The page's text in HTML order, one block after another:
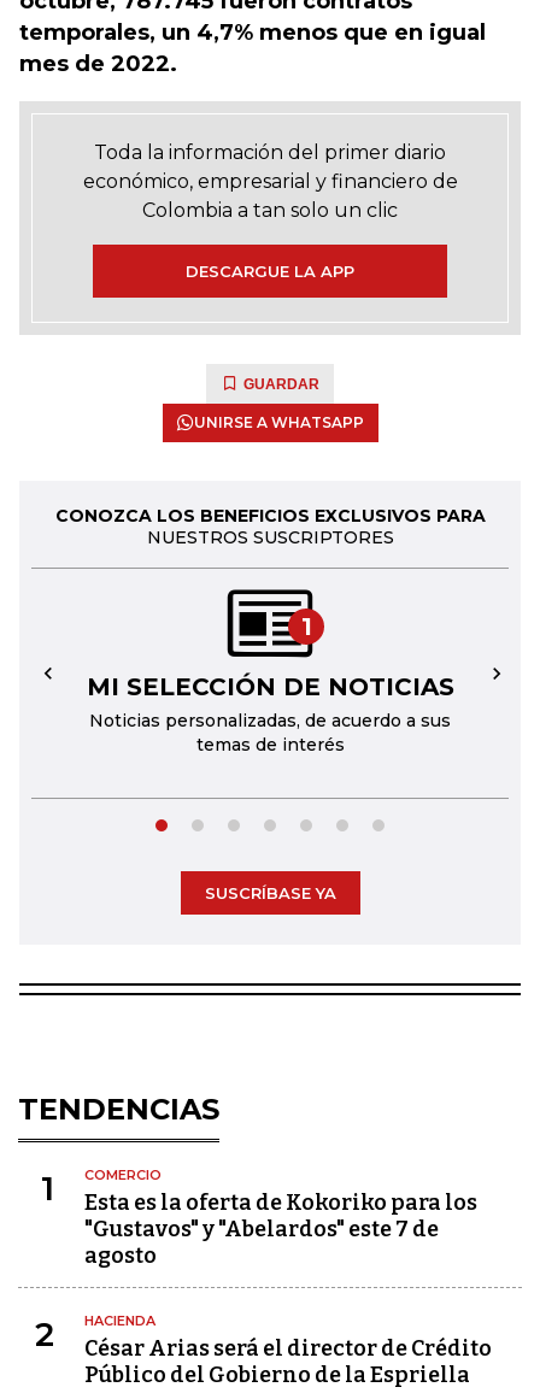
temporales, un 4,7% menos que en igual
mes de 2022.
Toda la información del primer diario
económico, empresarial y financiero de
Colombia a tan solo un clic
DESCARGUE LA APP
GUARDAR
UNIRSE A WHATSAPP
CONOZCA LOS BENEFICIOS EXCLUSIVOS PARA
NUESTROS SUSCRIPTORES
1
MI SELECCIÓN DE NOTICIAS
Noticias personalizadas, de acuerdo a sus
temas de interés
← →
SUSCRÍBASE YA
TENDENCIAS
1 COMERCIO
Esta es la oferta de Kokoriko para los
"Gustavos" y "Abelardos" este 7 de
agosto
2 HACIENDA
César Arias será el director de Crédito
Público del Gobierno de la Espriella